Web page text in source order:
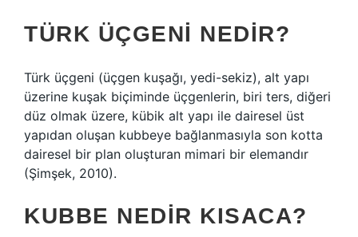
TÜRK ÜÇGENI NEDIR?
Türk üçgeni (üçgen kuşağı, yedi-sekiz), alt yapı
üzerine kuşak biçiminde üçgenlerin, biri ters, diğeri
düz olmak üzere, kübik alt yapı ile dairesel üst
yapıdan oluşan kubbeye bağlanmasıyla son kotta
dairesel bir plan oluşturan mimari bir elemandır
(Şimşek, 2010).
KUBBE NEDIR KISACA?